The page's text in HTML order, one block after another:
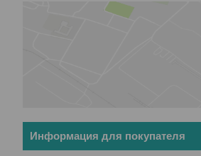
Информация для покупателя